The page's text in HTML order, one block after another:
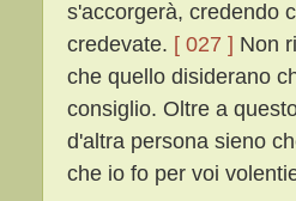
s'accorgerà, credendo
credevate. [ 027 ] Non
che quello disiderano
consiglio. Oltre a
d'altra persona sieno
che io fo per voi